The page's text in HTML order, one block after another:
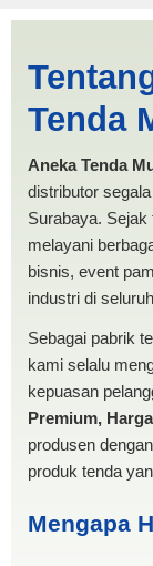
MURAH
Tenda
Aneka Tenda
distributor
Surabaya.
melayani
bisnis, event
industri di
Sebagai pabrik
kami selalu
kepuasan
Premium,
produsen
produk tenda
Mengapa